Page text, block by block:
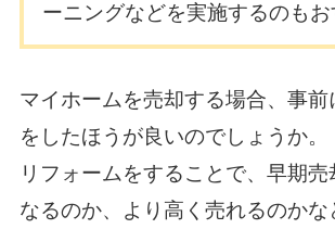
ーニングなどを実施するのもお
マイホームを売却する場合、事前
をしたほうが良いのでしょうか。
リフォームをすることで、早期売
なるのか、より高く売れるのか